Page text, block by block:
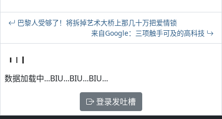
巴黎人受够了！将拆掉艺术大桥上那几十万把爱情锁
来自Google：三项触手可及的高科技
数据加载中...BIU...BIU...BIU...
登录发吐槽